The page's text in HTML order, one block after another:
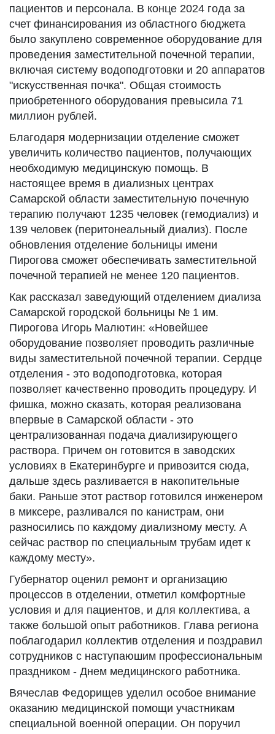
пациентов и персонала. В конце 2024 года за
счет финансирования из областного бюджета
было закуплено современное оборудование для
проведения заместительной почечной терапии,
включая систему водоподготовки и 20 аппаратов
"искусственная почка". Общая стоимость
приобретенного оборудования превысила 71
миллион рублей.
Благодаря модернизации отделение сможет
увеличить количество пациентов, получающих
необходимую медицинскую помощь. В
настоящее время в диализных центрах
Самарской области заместительную почечную
терапию получают 1235 человек (гемодиализ) и
139 человек (перитонеальный диализ). После
обновления отделение больницы имени
Пирогова сможет обеспечивать заместительной
почечной терапией не менее 120 пациентов.
Как рассказал заведующий отделением диализа
Самарской городской больницы № 1 им.
Пирогова Игорь Малютин: «Новейшее
оборудование позволяет проводить различные
виды заместительной почечной терапии. Сердце
отделения - это водоподготовка, которая
позволяет качественно проводить процедуру. И
фишка, можно сказать, которая реализована
впервые в Самарской области - это
централизованная подача диализирующего
раствора. Причем он готовится в заводских
условиях в Екатеринбурге и привозится сюда,
дальше здесь разливается в накопительные
баки. Раньше этот раствор готовился инженером
в миксере, разливался по канистрам, они
разносились по каждому диализному месту. А
сейчас раствор по специальным трубам идет к
каждому месту».
Губернатор оценил ремонт и организацию
процессов в отделении, отметил комфортные
условия и для пациентов, и для коллектива, а
также большой опыт работников. Глава региона
поблагодарил коллектив отделения и поздравил
сотрудников с наступаюшим профессиональным
праздником - Днем медицинского работника.
Вячеслав Федорищев уделил особое внимание
оказанию медицинской помощи участникам
специальной военной операции. Он поручил